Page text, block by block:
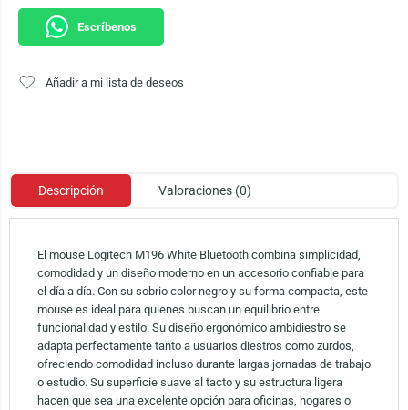
Escríbenos
Añadir a mi lista de deseos
Descripción Valoraciones (0)
El mouse Logitech M196 White Bluetooth combina simplicidad,
comodidad y un diseño moderno en un accesorio confiable para
el día a día. Con su sobrio color negro y su forma compacta, este
mouse es ideal para quienes buscan un equilibrio entre
funcionalidad y estilo. Su diseño ergonómico ambidiestro se
adapta perfectamente tanto a usuarios diestros como zurdos,
ofreciendo comodidad incluso durante largas jornadas de trabajo
o estudio. Su superficie suave al tacto y su estructura ligera
hacen que sea una excelente opción para oficinas, hogares o